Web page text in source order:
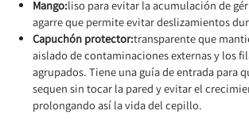
Mango:liso para evitar la acumulación de
agarre que permite evitar deslizamientos
Capuchón protector:transparente que
aislado de contaminaciones externas y los
agrupados. Tiene una guía de entrada para
sequen sin tocar la pared y evitar el
prolongando así la vida del cepillo.